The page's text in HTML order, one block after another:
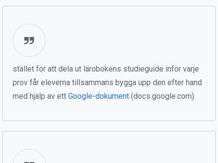
stället för att dela ut lärobokens studieguide inför varje
prov får eleverna tillsammans bygga upp den efter hand
med hjälp av ett Google-dokument (docs.google.com).